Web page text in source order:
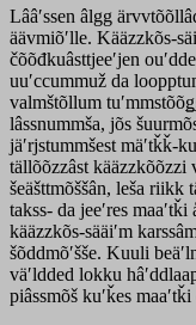
Lââʹssen âlgg
äävmiõʹlle. Kääzzkõs-
čõõđkuâsttjeeʹjen
uuʹccummuž da
valmštõllum
lâssnummša, jõs
jäʹrjstummšest mäʹtǩǩ-
tällõõzzâst kääzzkõõzzi
šeäšttmõššân, leša riikk
takss- da jeeʹres
kääzzkõs-sääiʹm
šõddmõʹšše. Kuuli
väʹldded lokku
piâssmõš kuʹǩes